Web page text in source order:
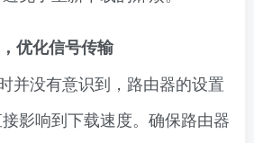
优化信号传输
并没有意识到，路由器的设置
影响到下载速度。确保路由器